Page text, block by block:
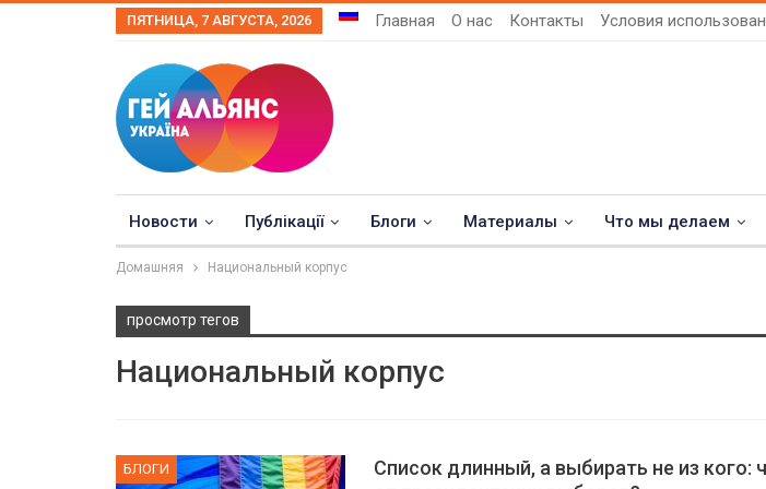
ПЯТНИЦА, 7 АВГУСТА, 2026 Главная О нас Контакты Условия
Новости Публікації Блоги Материалы Что мы делаем
Домашняя Национальный корпус
просмотр тегов
Национальный корпус
БЛОГИ
Список длинный, а выбирать не из кого: